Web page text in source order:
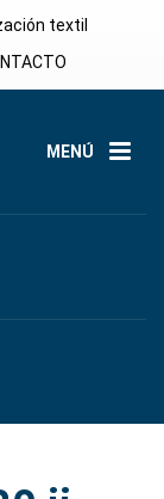
textil
MENÚ